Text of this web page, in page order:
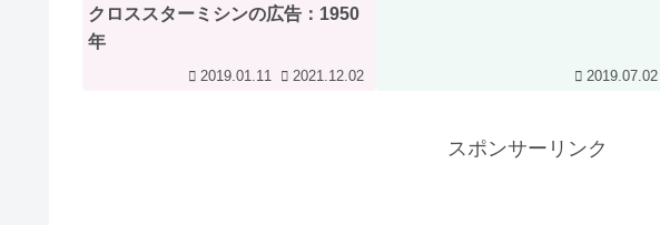
クロススターミシンの広告：1950
年
2019.01.11 2021.12.02 2019.07.02
スポンサーリンク